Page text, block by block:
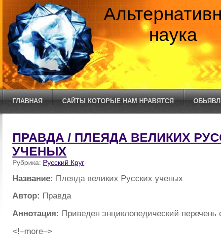
наука
ГЛАВНАЯ САЙТЫ КОТОРЫЕ НАМ НРАВЯТСЯ
ПРАВДА / ПЛЕЯДА ВЕЛИКИХ
УЧЕНЫХ
Рубрика: Русский Круг
Название: Плеяда великих Русских ученых
Автор: Правда
Аннотация: Приведен энциклопедический
<!–more–>